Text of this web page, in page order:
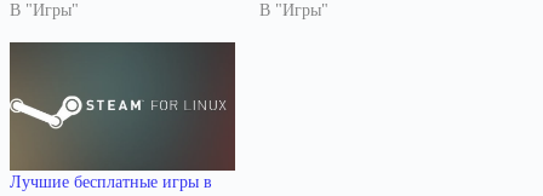
В "Игры"
В "Игры"
Лучшие бесплатные игры в